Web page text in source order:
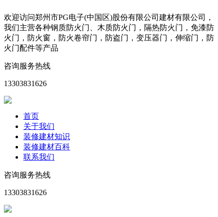
欢迎访问郑州市PG电子(中国区)股份有限公司建材有限公司，
我们主营各种钢质防火门、木质防火门，隔热防火门，免漆防
火门，防火窗，防火卷帘门，防盗门，变压器门，伸缩门，防
火门配件等产品
咨询服务热线
13303831626
首页
关于我们
装修建材知识
装修建材百科
联系我们
咨询服务热线
13303831626